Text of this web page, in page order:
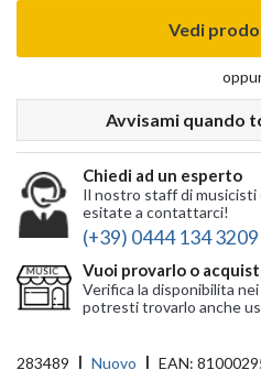
Vedi
Avvisami quando
Chiedi ad un esperto
Il nostro staff di musicisti
esitate a contattarci!
(+39) 0444 134 3209
Vuoi provarlo o
Verifica la disponibilita
potresti trovarlo anche
283489 Nuovo EAN: